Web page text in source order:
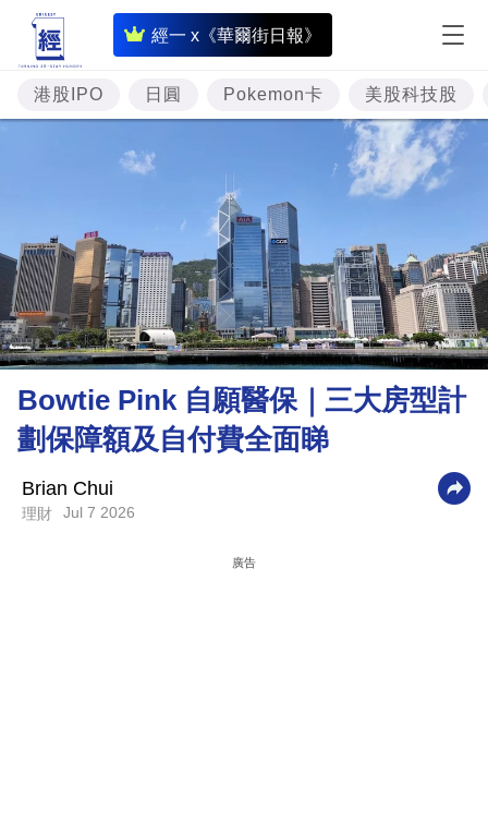
經一 x《華爾街日報》
即
時
財
經
專
資
樓
市
理
財
商
港股IPO 日圓 Pokemon卡 美股科技股
Bowtie Pink 自願醫保｜三大房型計
劃保障額及自付費全面睇
Brian Chui
理財 Jul 7 2026
廣告